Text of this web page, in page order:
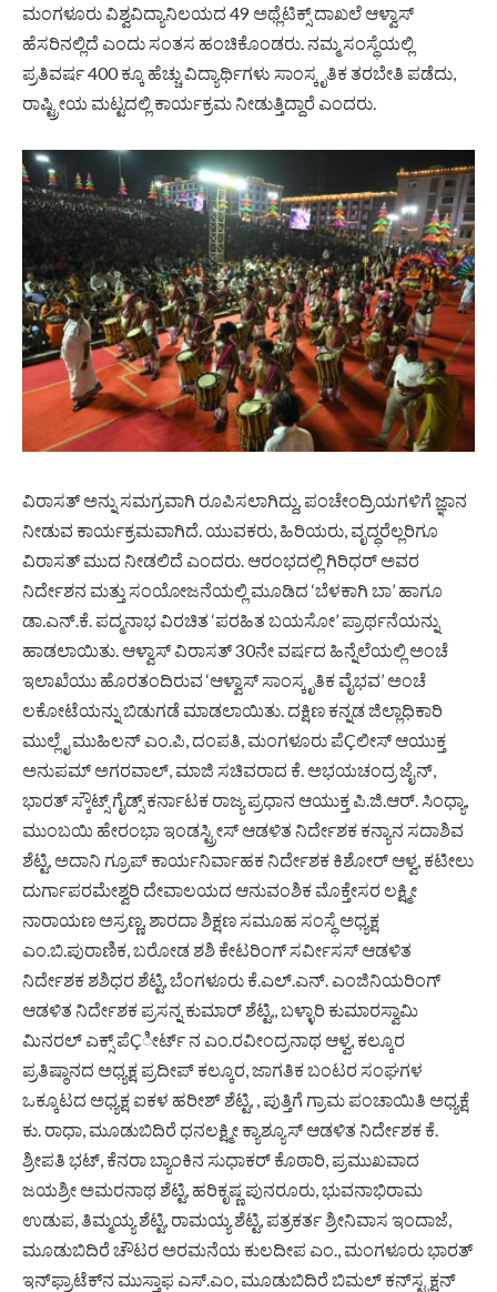
ಮಂಗಳೂರು ವಿಶ್ವವಿದ್ಯಾನಿಲಯದ 49 ಅಥ್ಲೆಟಿಕ್ಸ್ ದಾಖಲೆ ಆಳ್ವಾಸ್
ಹೆಸರಿನಲ್ಲಿದೆ ಎಂದು ಸಂತಸ ಹಂಚಿಕೊಂಡರು. ನಮ್ಮ ಸಂಸ್ಥೆಯಲ್ಲಿ
ಪ್ರತಿವರ್ಷ 400 ಕ್ಕೂ ಹೆಚ್ಚು ವಿದ್ಯಾರ್ಥಿಗಳು ಸಾಂಸ್ಕೃತಿಕ ತರಬೇತಿ ಪಡೆದು,
ರಾಷ್ಟ್ರೀಯ ಮಟ್ಟದಲ್ಲಿ ಕಾರ್ಯಕ್ರಮ ನೀಡುತ್ತಿದ್ದಾರೆ ಎಂದರು.
ವಿರಾಸತ್ ಅನ್ನು ಸಮಗ್ರವಾಗಿ ರೂಪಿಸಲಾಗಿದ್ದು, ಪಂಚೇಂದ್ರಿಯಗಳಿಗೆ ಜ್ಞಾನ
ನೀಡುವ ಕಾರ್ಯಕ್ರಮವಾಗಿದೆ. ಯುವಕರು, ಹಿರಿಯರು, ವೃದ್ಧರೆಲ್ಲರಿಗೂ
ವಿರಾಸತ್ ಮುದ ನೀಡಲಿದೆ ಎಂದರು. ಆರಂಭದಲ್ಲಿ ಗಿರಿಧರ್ ಅವರ
ನಿರ್ದೇಶನ ಮತ್ತು ಸಂಯೋಜನೆಯಲ್ಲಿ ಮೂಡಿದ ‘ಬೆಳಕಾಗಿ ಬಾ’ ಹಾಗೂ
ಡಾ.ಎನ್.ಕೆ. ಪದ್ಮನಾಭ ವಿರಚಿತ ‘ಪರಹಿತ ಬಯಸೋ’ ಪ್ರಾರ್ಥನೆಯನ್ನು
ಹಾಡಲಾಯಿತು. ಆಳ್ವಾಸ್ ವಿರಾಸತ್ 30ನೇ ವರ್ಷದ ಹಿನ್ನೆಲೆಯಲ್ಲಿ ಅಂಚೆ
ಇಲಾಖೆಯು ಹೊರತಂದಿರುವ ‘ಆಳ್ವಾಸ್ ಸಾಂಸ್ಕೃತಿಕ ವೈಭವ’ ಅಂಚೆ
ಲಕೋಟೆಯನ್ನು ಬಿಡುಗಡೆ ಮಾಡಲಾಯಿತು. ದಕ್ಷಿಣ ಕನ್ನಡ ಜಿಲ್ಲಾಧಿಕಾರಿ
ಮುಲ್ಲೈ ಮುಹಿಲನ್ ಎಂ.ಪಿ, ದಂಪತಿ, ಮಂಗಳೂರು ಪೆÇಲೀಸ್ ಆಯುಕ್ತ
ಅನುಪಮ್ ಅಗರವಾಲ್, ಮಾಜಿ ಸಚಿವರಾದ ಕೆ. ಅಭಯಚಂದ್ರ ಜೈನ್,
ಭಾರತ್ ಸ್ಕೌಟ್ಸ್ ಗೈಡ್ಸ್ ಕರ್ನಾಟಕ ರಾಜ್ಯ ಪ್ರಧಾನ ಆಯುಕ್ತ ಪಿ.ಜಿ.ಆರ್. ಸಿಂಧ್ಯಾ,
ಮುಂಬಯಿ ಹೇರಂಭಾ ಇಂಡಸ್ಟ್ರೀಸ್ ಆಡಳಿತ ನಿರ್ದೇಶಕ ಕನ್ಯಾನ ಸದಾಶಿವ
ಶೆಟ್ಟಿ, ಅದಾನಿ ಗ್ರೂಪ್ ಕಾರ್ಯನಿರ್ವಾಹಕ ನಿರ್ದೇಶಕ ಕಿಶೋರ್ ಆಳ್ವ, ಕಟೀಲು
ದುರ್ಗಾಪರಮೇಶ್ವರಿ ದೇವಾಲಯದ ಆನುವಂಶಿಕ ಮೊಕ್ತೇಸರ ಲಕ್ಷ್ಮೀ
ನಾರಾಯಣ ಅಸ್ರಣ್ಣ, ಶಾರದಾ ಶಿಕ್ಷಣ ಸಮೂಹ ಸಂಸ್ಥೆ ಅಧ್ಯಕ್ಷ
ಎಂ.ಬಿ.ಪುರಾಣಿಕ, ಬರೋಡ ಶಶಿ ಕೇಟರಿಂಗ್ ಸರ್ವೀಸಸ್ ಆಡಳಿತ
ನಿರ್ದೇಶಕ ಶಶಿಧರ ಶೆಟ್ಟಿ, ಬೆಂಗಳೂರು ಕೆ.ಎಲ್.ಎನ್. ಎಂಜಿನಿಯರಿಂಗ್
ಆಡಳಿತ ನಿರ್ದೇಶಕ ಪ್ರಸನ್ನ ಕುಮಾರ್ ಶೆಟ್ಟಿ,, ಬಳ್ಳಾರಿ ಕುಮಾರಸ್ವಾಮಿ
ಮಿನರಲ್ ಎಕ್ಸ್ ಪೆÇೀರ್ಟ್ ನ ಎಂ.ರವೀಂದ್ರನಾಥ ಆಳ್ವ, ಕಲ್ಕೂರ
ಪ್ರತಿಷ್ಠಾನದ ಅಧ್ಯಕ್ಷ ಪ್ರದೀಪ್ ಕಲ್ಕೂರ, ಜಾಗತಿಕ ಬಂಟರ ಸಂಘಗಳ
ಒಕ್ಕೂಟದ ಅಧ್ಯಕ್ಷ ಐಕಳ ಹರೀಶ್ ಶೆಟ್ಟಿ, , ಪುತ್ತಿಗೆ ಗ್ರಾಮ ಪಂಚಾಯಿತಿ ಅಧ್ಯಕ್ಷೆ
ಕು. ರಾಧಾ, ಮೂಡುಬಿದಿರೆ ಧನಲಕ್ಷ್ಮೀ ಕ್ಯಾಶ್ಯೂಸ್ ಆಡಳಿತ ನಿರ್ದೇಶಕ ಕೆ.
ಶ್ರೀಪತಿ ಭಟ್, ಕೆನರಾ ಬ್ಯಾಂಕಿನ ಸುಧಾಕರ್ ಕೊಠಾರಿ, ಪ್ರಮುಖವಾದ
ಜಯಶ್ರೀ ಅಮರನಾಥ ಶೆಟ್ಟಿ, ಹರಿಕೃಷ್ಣ ಪುನರೂರು, ಭುವನಾಭಿರಾಮ
ಉಡುಪ, ತಿಮ್ಮಯ್ಯ ಶೆಟ್ಟಿ, ರಾಮಯ್ಯ ಶೆಟ್ಟಿ, ಪತ್ರಕರ್ತ ಶ್ರೀನಿವಾಸ ಇಂದಾಜೆ,
ಮೂಡುಬಿದಿರೆ ಚೌಟರ ಅರಮನೆಯ ಕುಲದೀಪ ಎಂ., ಮಂಗಳೂರು ಭಾರತ್
ಇನ್‍ಫ್ರಾಟೆಕ್‍ನ ಮುಸ್ತಾಫ ಎಸ್.ಎಂ, ಮೂಡುಬಿದಿರೆ ಬಿಮಲ್ ಕನ್‍ಸ್ಟ್ರಕ್ಷನ್